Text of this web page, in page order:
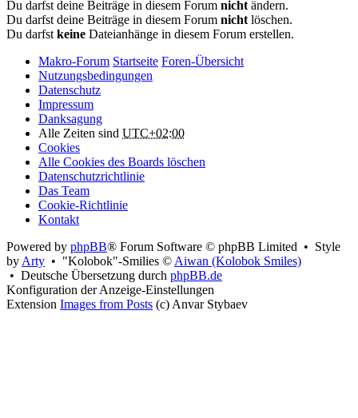
Du darfst deine Beiträge in diesem Forum nicht ändern.
Du darfst deine Beiträge in diesem Forum nicht löschen.
Du darfst keine Dateianhänge in diesem Forum erstellen.
Makro-Forum Startseite Foren-Übersicht
Nutzungsbedingungen
Datenschutz
Impressum
Danksagung
Alle Zeiten sind UTC+02:00
Cookies
Alle Cookies des Boards löschen
Datenschutzrichtlinie
Das Team
Cookie-Richtlinie
Kontakt
Powered by phpBB® Forum Software © phpBB Limited • Style
by Arty • "Kolobok"-Smilies © Aiwan (Kolobok Smiles)
• Deutsche Übersetzung durch phpBB.de
Konfiguration der Anzeige-Einstellungen
Extension Images from Posts (c) Anvar Stybaev